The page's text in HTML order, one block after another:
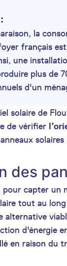
la
français
une
plus de
d'un
solaire de
de vérifier
des
pour capter un
tout au
alternative
d'énergie
en raison du